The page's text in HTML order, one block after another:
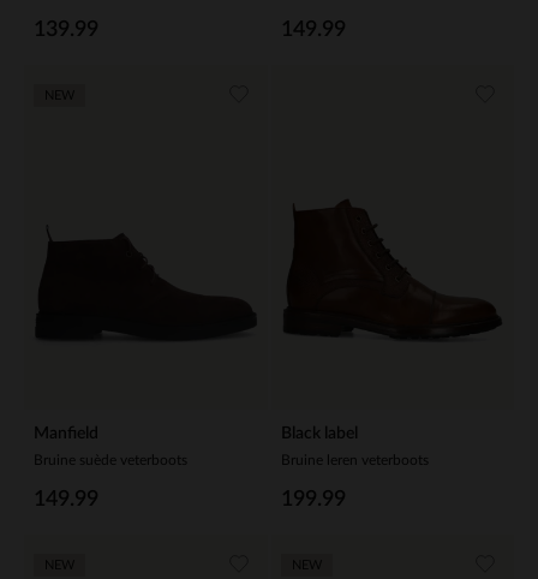
139.99 149.99
Manfield
Bruine suède veterboots
149.99
Black label
Bruine leren veterboots
199.99